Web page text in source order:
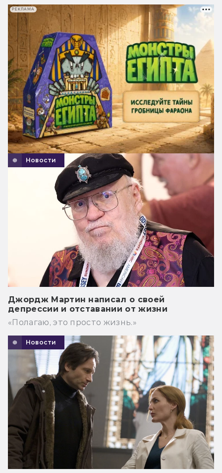
Новости
Джордж Мартин написал о своей
депрессии и отставании от жизни
«Полагаю, это просто жизнь.»
Новости
РЕКЛАМА